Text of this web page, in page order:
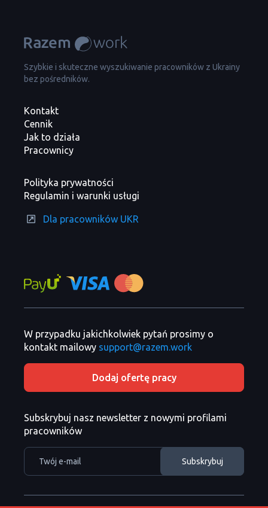
Szybkie i skuteczne wyszukiwanie pracowników z Ukrainy
bez pośredników.
Kontakt
Cennik
Jak to działa
Pracownicy
Polityka prywatności
Regulamin i warunki usługi
Dla pracowników UKR
W przypadku jakichkolwiek pytań prosimy o
kontakt mailowy support@razem.work
Dodaj ofertę pracy
Subskrybuj nasz newsletter z nowymi profilami
pracowników